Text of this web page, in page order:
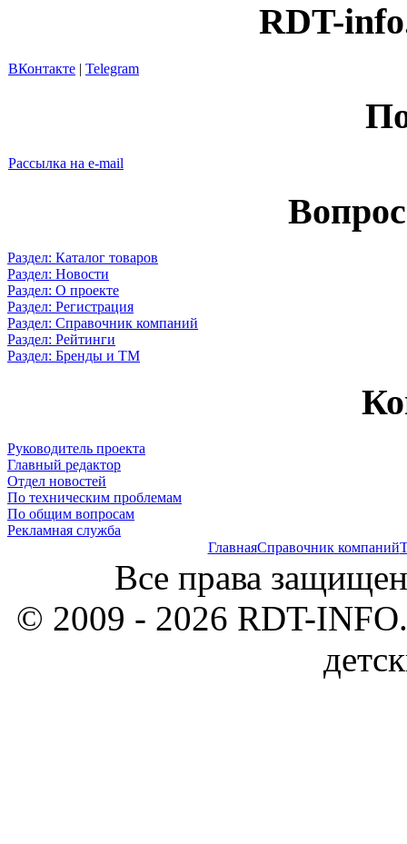
RDT-
ВКонтакте | Telegram
Рассылка на e-mail
Раздел: Каталог товаров
Раздел: Новости
Раздел: О проекте
Раздел: Регистрация
Раздел: Справочник компаний
Раздел: Рейтинги
Раздел: Бренды и ТМ
Руководитель проекта
Главный редактор
Отдел новостей
По техническим проблемам
По общим вопросам
Рекламная служба
ГлавнаяСправочник компаний
Все права
© 2009 - 2026 RDT-